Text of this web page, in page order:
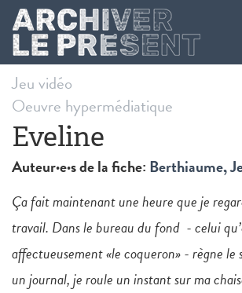
Aller au contenu principal
Jeu vidéo
Oeuvre hypermédiatique
Eveline
Auteur·e·s de la fiche: Berthiaume,
Ça fait maintenant une heure que je
travail. Dans le bureau du fond - celui
affectueusement «le coqueron» - règne
un journal, je roule un instant sur ma